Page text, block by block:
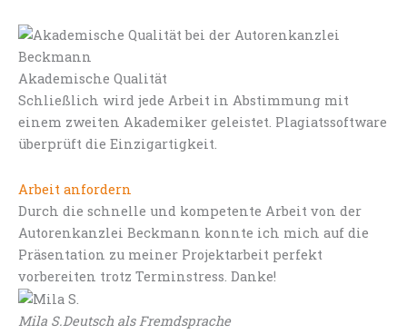
Akademische Qualität
Schließlich wird jede Arbeit in Abstimmung mit
einem zweiten Akademiker geleistet. Plagiatssoftware
überprüft die Einzigartigkeit.
Arbeit anfordern
Durch die schnelle und kompetente Arbeit von der
Autorenkanzlei Beckmann konnte ich mich auf die
Präsentation zu meiner Projektarbeit perfekt
vorbereiten trotz Terminstress. Danke!
Mila S.Deutsch als Fremdsprache